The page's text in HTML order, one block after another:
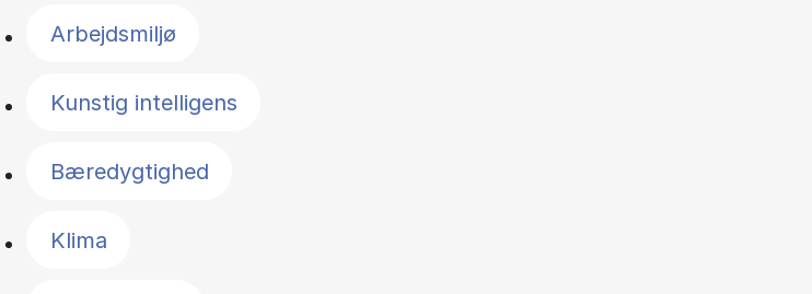
Arbejdsmiljø
Kunstig intelligens
Bæredygtighed
Klima